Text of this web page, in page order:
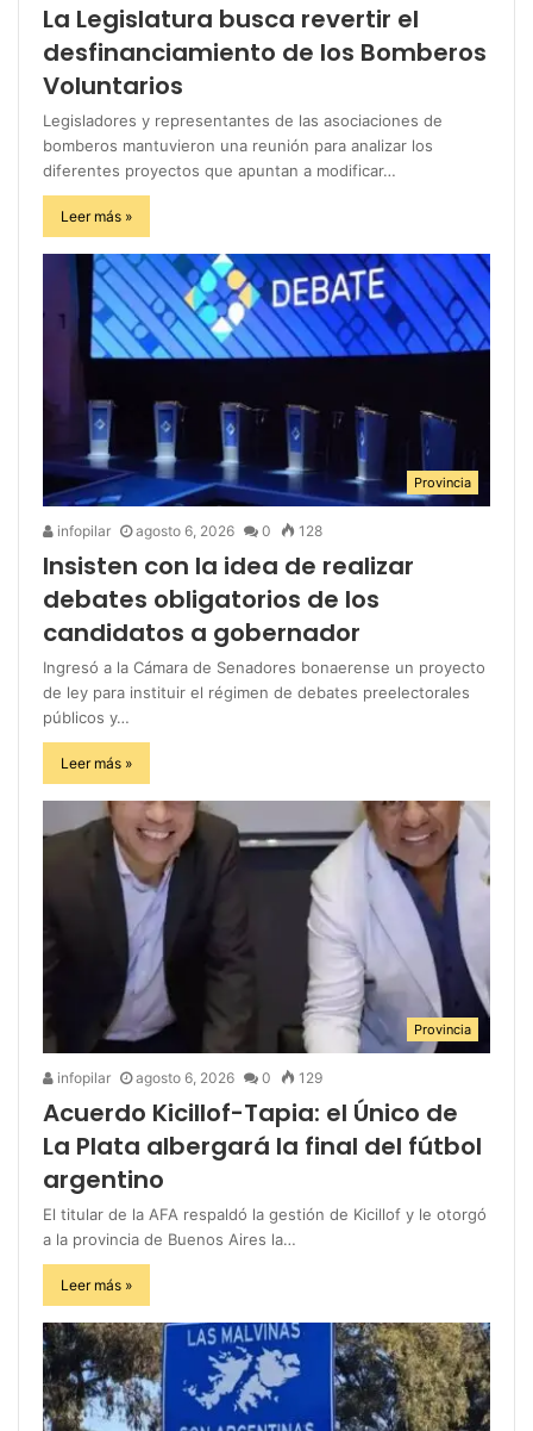
La Legislatura busca revertir el
desfinanciamiento de los Bomberos
Voluntarios
Legisladores y representantes de las asociaciones de
bomberos mantuvieron una reunión para analizar los
diferentes proyectos que apuntan a modificar…
Leer más »
Provincia
infopilar agosto 6, 2026 0 128
Insisten con la idea de realizar
debates obligatorios de los
candidatos a gobernador
Ingresó a la Cámara de Senadores bonaerense un proyecto
de ley para instituir el régimen de debates preelectorales
públicos y…
Leer más »
Provincia
infopilar agosto 6, 2026 0 129
Acuerdo Kicillof-Tapia: el Único de
La Plata albergará la final del fútbol
argentino
El titular de la AFA respaldó la gestión de Kicillof y le otorgó
a la provincia de Buenos Aires la…
Leer más »